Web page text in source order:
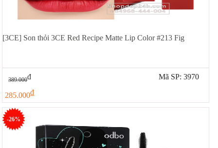
[3CE] Son thỏi 3CE Red Recipe Matte Lip Color #213 Fig
389.000đ
285.000đ
Mã SP: 3970
-26%